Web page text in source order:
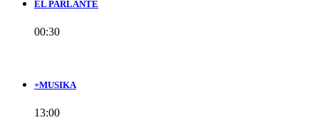
EL PARLANTE
00:30
+MUSIKA
13:00